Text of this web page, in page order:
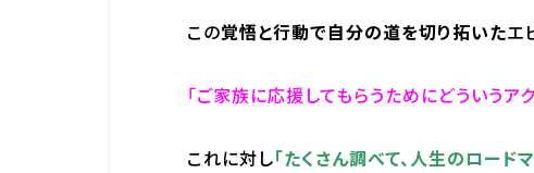
この覚悟と行動で自分の道を切り拓いたエ
「ご家族に応援してもらうためにどういうア
これに対し「たくさん調べて、人生のロード